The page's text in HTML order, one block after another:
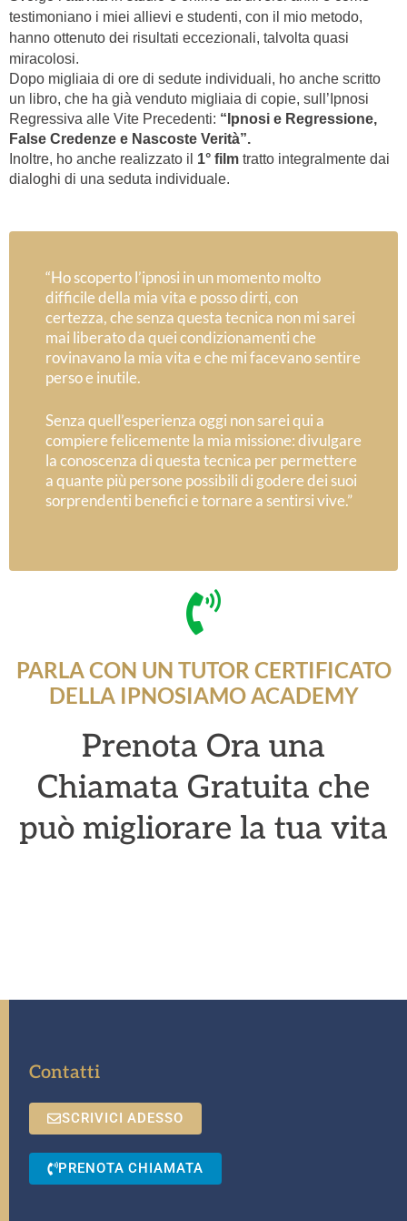
testimoniano i miei allievi e studenti, con il mio metodo,
hanno ottenuto dei risultati eccezionali, talvolta quasi
miracolosi.
Dopo migliaia di ore di sedute individuali, ho anche scritto
un libro, che ha già venduto migliaia di copie, sull’Ipnosi
Regressiva alle Vite Precedenti: “Ipnosi e Regressione,
False Credenze e Nascoste Verità”.
Inoltre, ho anche realizzato il 1° film tratto integralmente dai
dialoghi di una seduta individuale.
“Ho scoperto l’ipnosi in un momento molto
difficile della mia vita e posso dirti, con
certezza, che senza questa tecnica non mi sarei
mai liberato da quei condizionamenti che
rovinavano la mia vita e che mi facevano sentire
perso e inutile.
Senza quell’esperienza oggi non sarei qui a
compiere felicemente la mia missione: divulgare
la conoscenza di questa tecnica per permettere
a quante più persone possibili di godere dei suoi
sorprendenti benefici e tornare a sentirsi vive.”
PARLA CON UN TUTOR CERTIFICATO
DELLA IPNOSIAMO ACADEMY
Prenota Ora una
Chiamata Gratuita che
può migliorare la tua vita
Contatti
SCRIVICI ADESSO
PRENOTA CHIAMATA